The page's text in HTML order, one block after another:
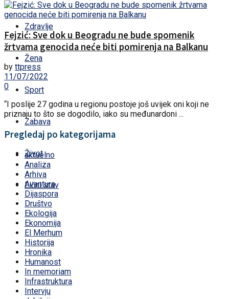
Zdravlje
Žena
Sport
Zabava
Život
Lični stav
Fejzić: Sve dok u Beogradu ne bude spomenik
žrtvama genocida neće biti pomirenja na Balkanu
by ttpress
11/07/2022
0
“I poslije 27 godina u regionu postoje još uvijek oni koji ne
priznaju to što se dogodilo, iako su međunardoni ...
Pregledaj po kategorijama
aktuelno
Analiza
Arhiva
Avantura
Dijaspora
Društvo
Ekologija
Ekonomija
El Merhum
Historija
Hronika
Humanost
In memoriam
Infrastruktura
Intervju